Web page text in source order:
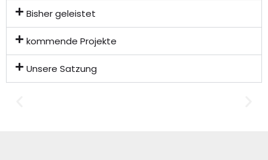
Bisher geleistet
kommende Projekte
Unsere Satzung